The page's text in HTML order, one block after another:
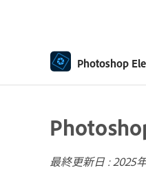
Photoshop
最終更新日 :2025